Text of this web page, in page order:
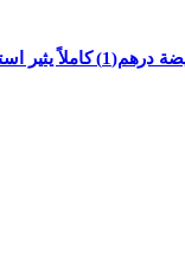
استياء الأسر